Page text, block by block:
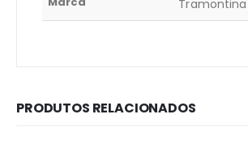
Tramontina
PRODUTOS RELACIONADOS